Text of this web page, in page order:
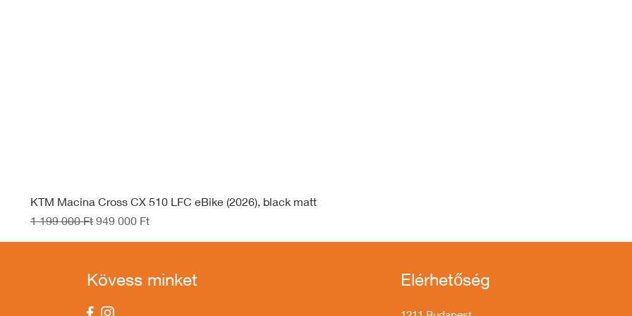
KTM Macina Cross CX 510 LFC eBike (2026), black matt
Szokásos ár
1 199 000 Ft Akciós ár
949 000 Ft
Kövess minket Elérhetőség